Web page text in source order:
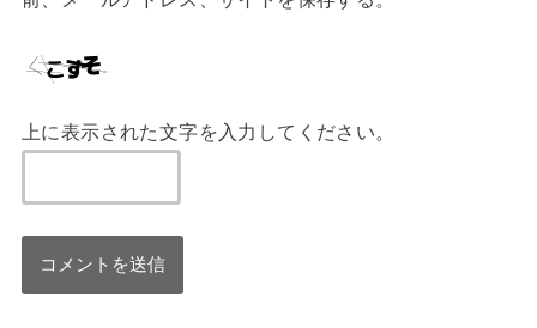
上に表示された文字を入力してください。